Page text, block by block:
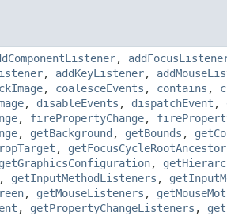
,
, addKeyListener,
, coalesceEvents , contains ,
, disableEvents , dispatchEvent ,
, firePropertyChange,
, getBackground , getBounds ,
, getFocusCycleRootAncestor
getGraphicsConfiguration,
, getInputMethodListeners ,
, getMouseListeners ,
, getPropertyChangeListeners ,